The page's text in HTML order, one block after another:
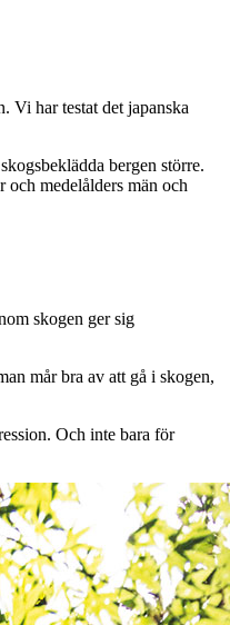
Vi har testat det japanska
bergen större.
och medelålders män och
skogen ger sig
mår bra av att gå i skogen,
Och inte bara för